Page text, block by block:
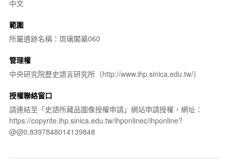
中文
範圍
所屬遺跡名稱：琉璃閣墓060
管理權
中央研究院歷史語言研究所（http://www.ihp.sinica.edu.tw/）
授權聯絡窗口
請連結至「史語所藏品圖像授權申請」網站申請授權，網址：
https://copyrite.ihp.sinica.edu.tw/ihponlinec/ihponline?
@@0.8397848014139848